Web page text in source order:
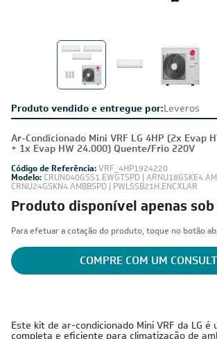
Produto vendido e entregue por:Leveros
Ar-Condicionado Mini VRF LG 4HP (2x Evap
+ 1x Evap HW 24.000) Quente/Frio 220V
Código de Referência:VRF_4HP1924220
Modelo: CRUN040GSS1.EWGTSPD |
CRNU24GSKN4.AMBBSPD | PWLSSB21H.ENCXLAR
Produto disponível apenas
Para efetuar a cotação do produto, toque no botão
COMPRE COM UM
Este kit de ar-condicionado Mini VRF da LG é
completa e eficiente para climatização de